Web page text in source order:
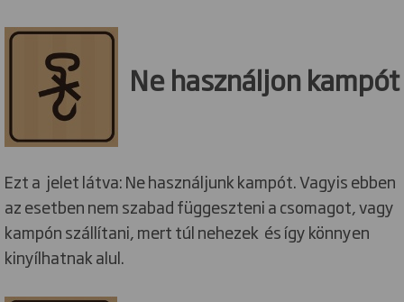
Ne használjon kampót
Ezt a jelet látva: Ne használjunk kampót. Vagyis ebben
az esetben nem szabad függeszteni a csomagot, vagy
kampón szállítani, mert túl nehezek és így könnyen
kinyílhatnak alul.